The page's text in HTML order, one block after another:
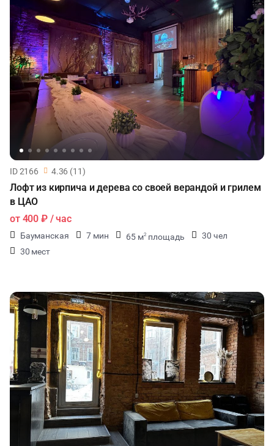
ID 2166 4.36 (11)
Лофт из кирпича и дерева со своей верандой и грилем
в ЦАО
от 400 ₽/ час
Бауманская 7 мин 65 м2 площадь
30 чел
30 мест